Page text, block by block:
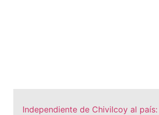
​Independiente de Chivilcoy al país: